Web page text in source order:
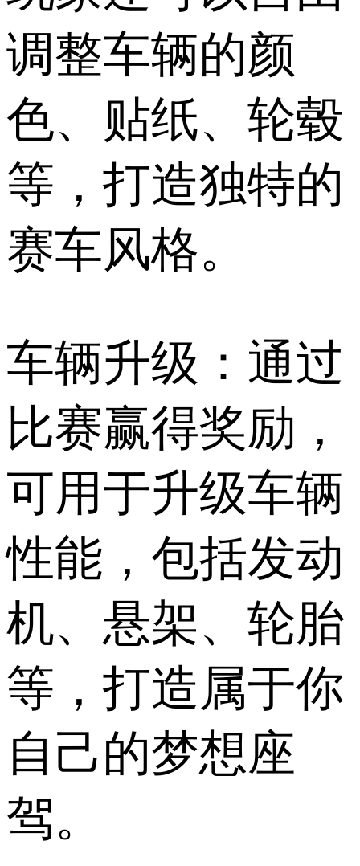
调整车辆的颜
色、贴纸、轮毂
等，打造独特的
赛车风格。
车辆升级：通过
比赛赢得奖励，
可用于升级车辆
性能，包括发动
机、悬架、轮胎
等，打造属于你
自己的梦想座
驾。